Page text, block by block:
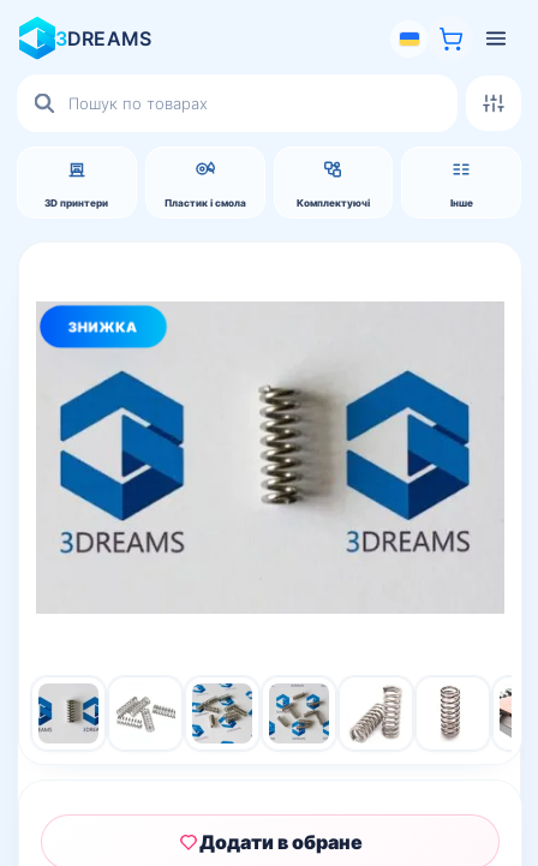
3DREAMS
3D принтери Пластик і смола Комплектуючі Інше
товарів
Додати в обране